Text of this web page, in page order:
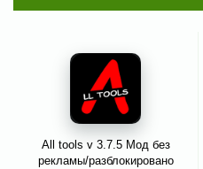
All tools v 3.7.5 Мод без
рекламы/разблокировано